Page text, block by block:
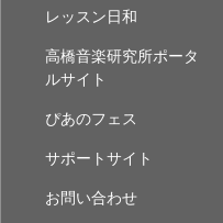
レッスン日和
高橋音楽研究所ポータ
ルサイト
ぴあのフェス
サポートサイト
お問い合わせ